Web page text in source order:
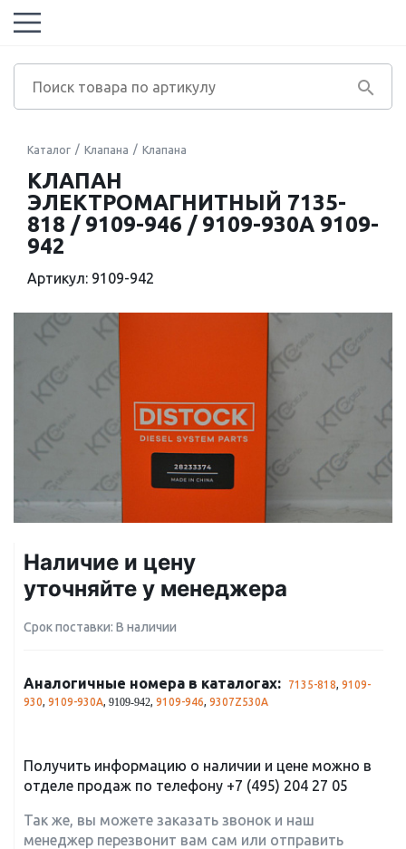
Каталог Клапана Клапана
КЛАПАН
ЭЛЕКТРОМАГНИТНЫЙ 7135-
818 / 9109-946 / 9109-930A 9109-
942
Артикул: 9109-942
Наличие и цену
уточняйте у менеджера
Срок поставки: В наличии
Аналогичные номера в каталогах: 7135-818, 9109-
930, 9109-930A, 9109-942, 9109-946, 9307Z530A
Получить информацию о наличии и цене можно в
отделе продаж по телефону +7 (495) 204 27 05
Так же, вы можете заказать звонок и наш
менеджер перезвонит вам сам или отправить